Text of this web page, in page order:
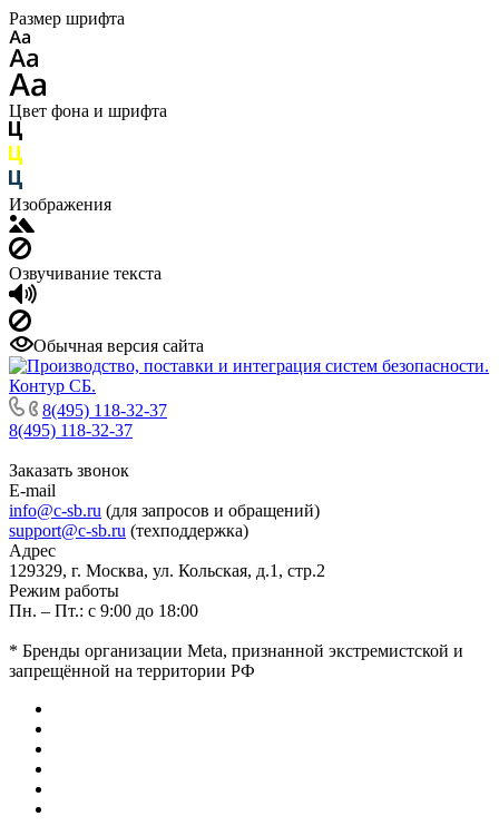
Размер шрифта
Цвет фона и шрифта
Изображения
Озвучивание текста
Обычная версия сайта
8(495) 118-32-37
8(495) 118-32-37
Заказать звонок
E-mail
info@c-sb.ru (для запросов и обращений)
support@c-sb.ru (техподдержка)
Адрес
129329, г. Москва, ул. Кольская, д.1, стр.2
Режим работы
Пн. – Пт.: с 9:00 до 18:00
* Бренды организации Meta, признанной экстремистской и
запрещённой на территории РФ